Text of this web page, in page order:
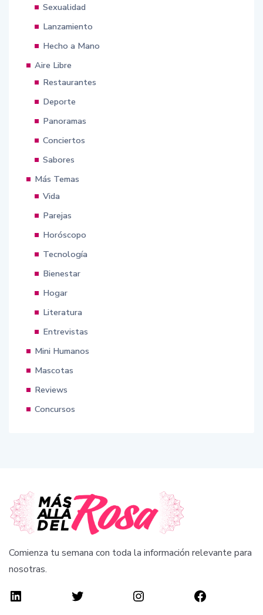
Sexualidad
Lanzamiento
Hecho a Mano
Aire Libre
Restaurantes
Deporte
Panoramas
Conciertos
Sabores
Más Temas
Vida
Parejas
Horóscopo
Tecnología
Bienestar
Hogar
Literatura
Entrevistas
Mini Humanos
Mascotas
Reviews
Concursos
Comienza tu semana con toda la información relevante para
nosotras.